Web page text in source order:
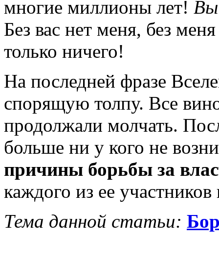
многие миллионы лет!
Без вас нет меня, без
только ничего!
На последней фразе
спорящую толпу. Все
продолжали молчать.
больше ни у кого не
причины борьбы за
каждого из ее
Тема данной статьи: